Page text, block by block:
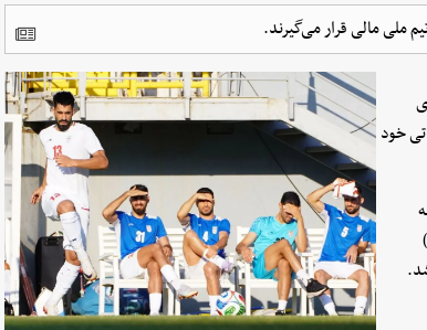
ملی مالی قرار می‌گیرند.
تدارکاتی خود